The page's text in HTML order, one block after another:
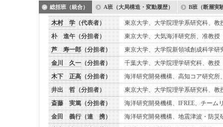
総括班（統合） A班（大局構造・変動履歴） B班（断層実
木村 学（代表者）
東京大学、大学院理学系研究科、教
朴 進午（分担者）
東京大学、大気海洋研究所、准教授
芦 寿一郎（分担者）
東京大学、大学院新領域創成科学研
金川 久一（分担者）
千葉大学、大学院理学研究科、教授
木下 正高（分担者）
海洋研究開発機構、高知コア研究所
井出 哲（分担者）
東京大学、大学院理学系研究科、教
斎藤 実篤（分担者）
海洋研究開発機構、IFREE、チーム
金田 義行（連 携）
海洋研究開発機構、地震津波・防